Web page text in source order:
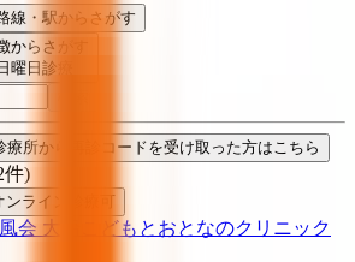
線・駅からさがす
からさがす
日曜日診療
療所から再診コードを受け取った方はこちら
件)
ンライン診療可
会 大船こどもとおとなのクリニック